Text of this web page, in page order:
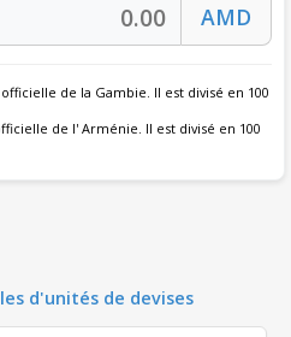
de la Gambie. Il est divisé en 100
de l' Arménie. Il est divisé en 100
d'unités de devises